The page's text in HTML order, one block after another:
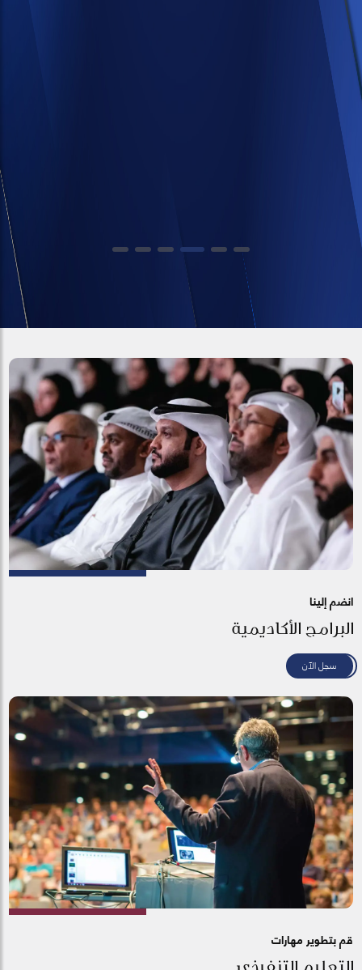
انضم إلينا
البرامج الأكاديمية
سجل الآن
قم بتطوير مهارات